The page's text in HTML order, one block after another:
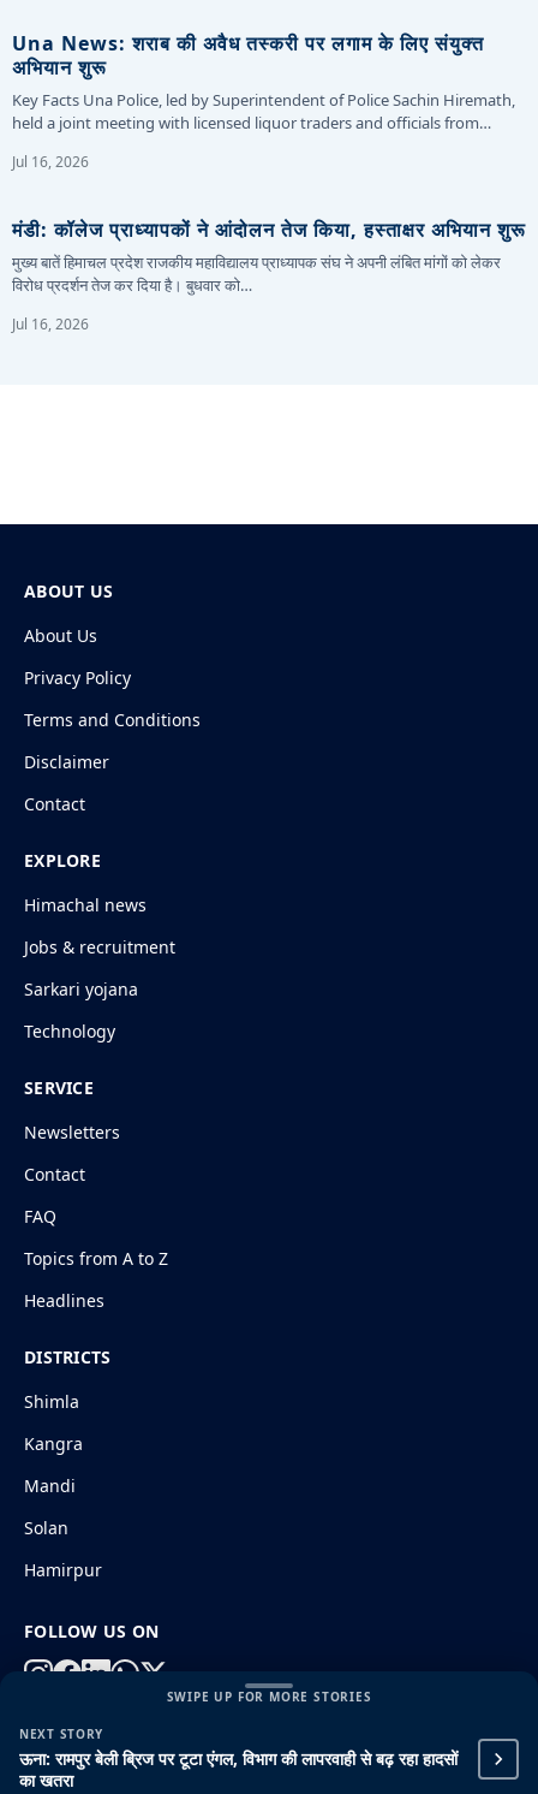
Una News: शराब की अवैध तस्करी पर लगाम के लिए संयुक्त
अभियान शुरू
Key Facts Una Police, led by Superintendent of Police Sachin Hiremath,
held a joint meeting with licensed liquor traders and officials from…
Jul 16, 2026
मंडी: कॉलेज प्राध्यापकों ने आंदोलन तेज किया, हस्ताक्षर अभियान शुरू
मुख्य बातें हिमाचल प्रदेश राजकीय महाविद्यालय प्राध्यापक संघ ने अपनी लंबित मांगों को लेकर
विरोध प्रदर्शन तेज कर दिया है। बुधवार को…
Jul 16, 2026
SWIPE UP FOR MORE STORIES
NEXT STORY
ऊना: रामपुर बेली ब्रिज पर टूटा एंगल, विभाग की लापरवाही से बढ़ रहा हादसों
का खतरा
ABOUT US
About Us
Privacy Policy
Terms and Conditions
Disclaimer
Contact
EXPLORE
Himachal news
Jobs & recruitment
Sarkari yojana
Technology
SERVICE
Newsletters
Contact
FAQ
Topics from A to Z
Headlines
DISTRICTS
Shimla
Kangra
Mandi
Solan
Hamirpur
FOLLOW US ON
© 2026 HimachalGovt.com
| Terms and Conditions | Disclaimer